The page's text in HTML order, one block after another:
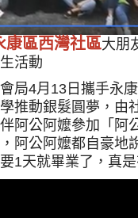
康區西灣社區大朋
活動
局4月13日攜手永
推動銀髮圓夢，由
阿公阿嬤參加「阿
阿公阿嬤都自豪地
1天就畢業了，真是